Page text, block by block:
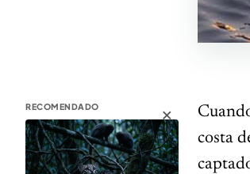
×
RECOMENDADO
costa